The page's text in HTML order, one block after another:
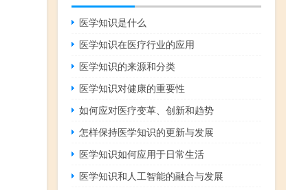
医学知识是什么
医学知识在医疗行业的应用
医学知识的来源和分类
医学知识对健康的重要性
如何应对医疗变革、创新和趋势
怎样保持医学知识的更新与发展
医学知识如何应用于日常生活
医学知识和人工智能的融合与发展